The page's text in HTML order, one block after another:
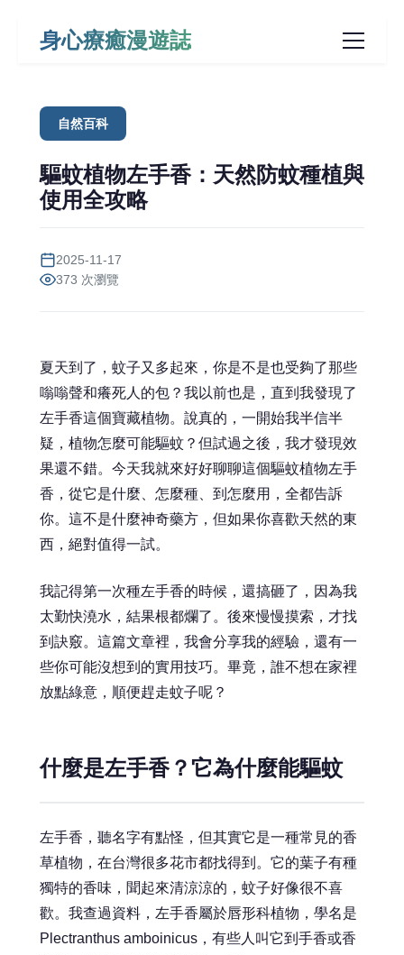
身心療癒漫遊誌
自然百科
驅蚊植物左手香：天然防蚊種植與
使用全攻略
2025-11-17
373 次瀏覽
夏天到了，蚊子又多起來，你是不是也受夠了那些
嗡嗡聲和癢死人的包？我以前也是，直到我發現了
左手香這個寶藏植物。說真的，一開始我半信半
疑，植物怎麼可能驅蚊？但試過之後，我才發現效
果還不錯。今天我就來好好聊聊這個驅蚊植物左手
香，從它是什麼、怎麼種、到怎麼用，全都告訴
你。這不是什麼神奇藥方，但如果你喜歡天然的東
西，絕對值得一試。
我記得第一次種左手香的時候，還搞砸了，因為我
太勤快澆水，結果根都爛了。後來慢慢摸索，才找
到訣竅。這篇文章裡，我會分享我的經驗，還有一
些你可能沒想到的實用技巧。畢竟，誰不想在家裡
放點綠意，順便趕走蚊子呢？
什麼是左手香？它為什麼能驅蚊
左手香，聽名字有點怪，但其實它是一種常見的香
草植物，在台灣很多花市都找得到。它的葉子有種
獨特的香味，聞起來清涼涼的，蚊子好像很不喜
歡。我查過資料，左手香屬於唇形科植物，學名是
Plectranthus amboinicus，有些人叫它到手香或香